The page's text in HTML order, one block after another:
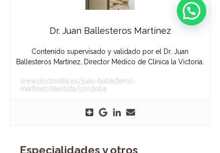
Dr. Juan Ballesteros Martínez
Contenido supervisado y validado por el Dr. Juan
Ballesteros Martínez, Director Médico de Clínica la Victoria.
www.doctoralia.es/juan-ballesteros-
martinez/dentista/cordoba
Especialidades y otros